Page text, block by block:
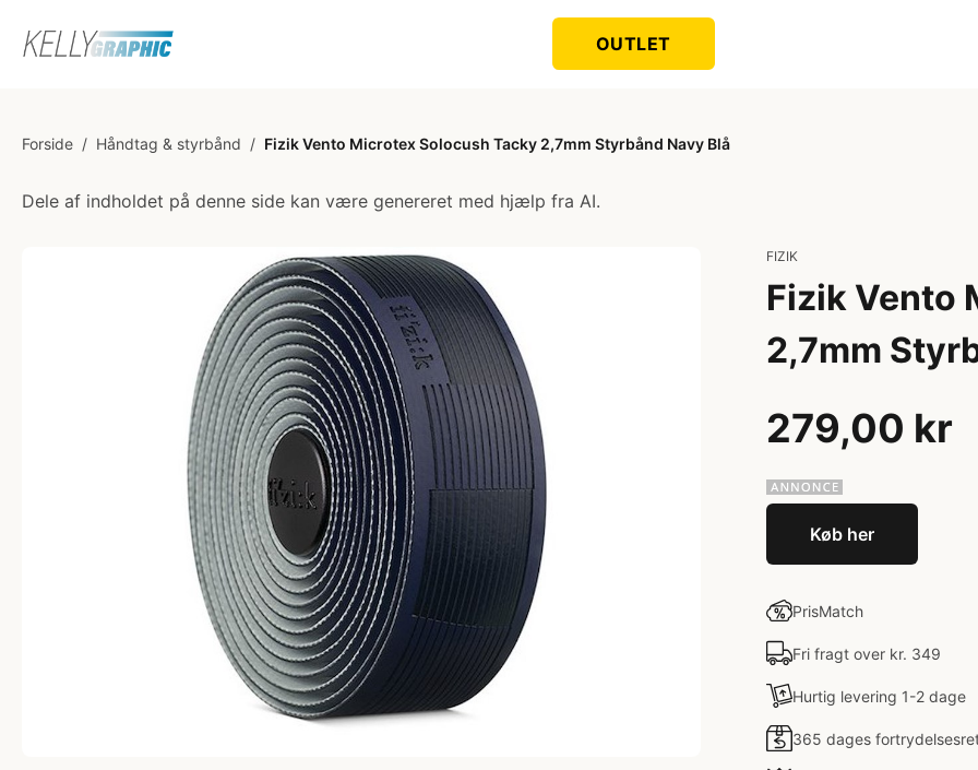
OUTLET
Forside / Håndtag & styrbånd / Fizik Vento Microtex Solocush Tacky 2,7mm Styrbånd Navy Blå
Dele af indholdet på denne side kan være genereret med hjælp fra AI.
FIZIK
Fizik Vento
2,7mm
279,00 kr
Køb her
PrisMatch
Fri fragt over kr. 349
Hurtig levering 1-2 dage
365 dages